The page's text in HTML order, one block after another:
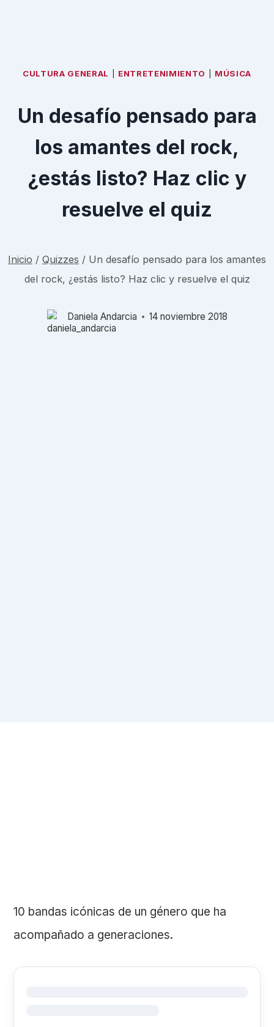
CULTURA GENERAL ENTRETENIMIENTO MÚSICA
Un desafío pensado para
los amantes del rock,
¿estás listo? Haz clic y
resuelve el quiz
Inicio / Quizzes / Un desafío pensado para los amantes
del rock, ¿estás listo? Haz clic y resuelve el quiz
Daniela Andarcia 14 noviembre 2018
10 bandas icónicas de un género que ha
acompañado a generaciones.